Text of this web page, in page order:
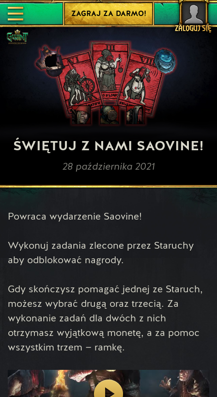
ZALOGUJ SIĘ
ZAGRAJ ZA DARMO!
ŚWIĘTUJ Z NAMI SAOVINE!
28 października 2021
Powraca wydarzenie Saovine!
Wykonuj zadania zlecone przez Staruchy
aby odblokować nagrody.
Gdy skończysz pomagać jednej ze Staruch,
możesz wybrać drugą oraz trzecią. Za
wykonanie zadań dla dwóch z nich
otrzymasz wyjątkową monetę, a za pomoc
wszystkim trzem — ramkę.